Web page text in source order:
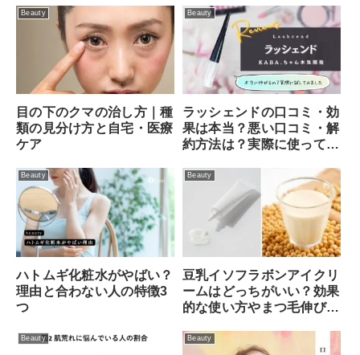
Beauty
目の下のクマの治し方｜種
類の見分け方と自宅・医療
ケア
Beauty
ラッシェンドの口コミ・効
果は本当？悪い口コミ・解
約方法は？実際に使ってみ
Beauty
ハトムギ化粧水がやばい？
理由と合わない人の特徴3
つ
Beauty
豆乳イソフラボンアイクリ
ームはどっちがいい？効果
的な使い方やまつ毛伸びる
Beauty Beauty